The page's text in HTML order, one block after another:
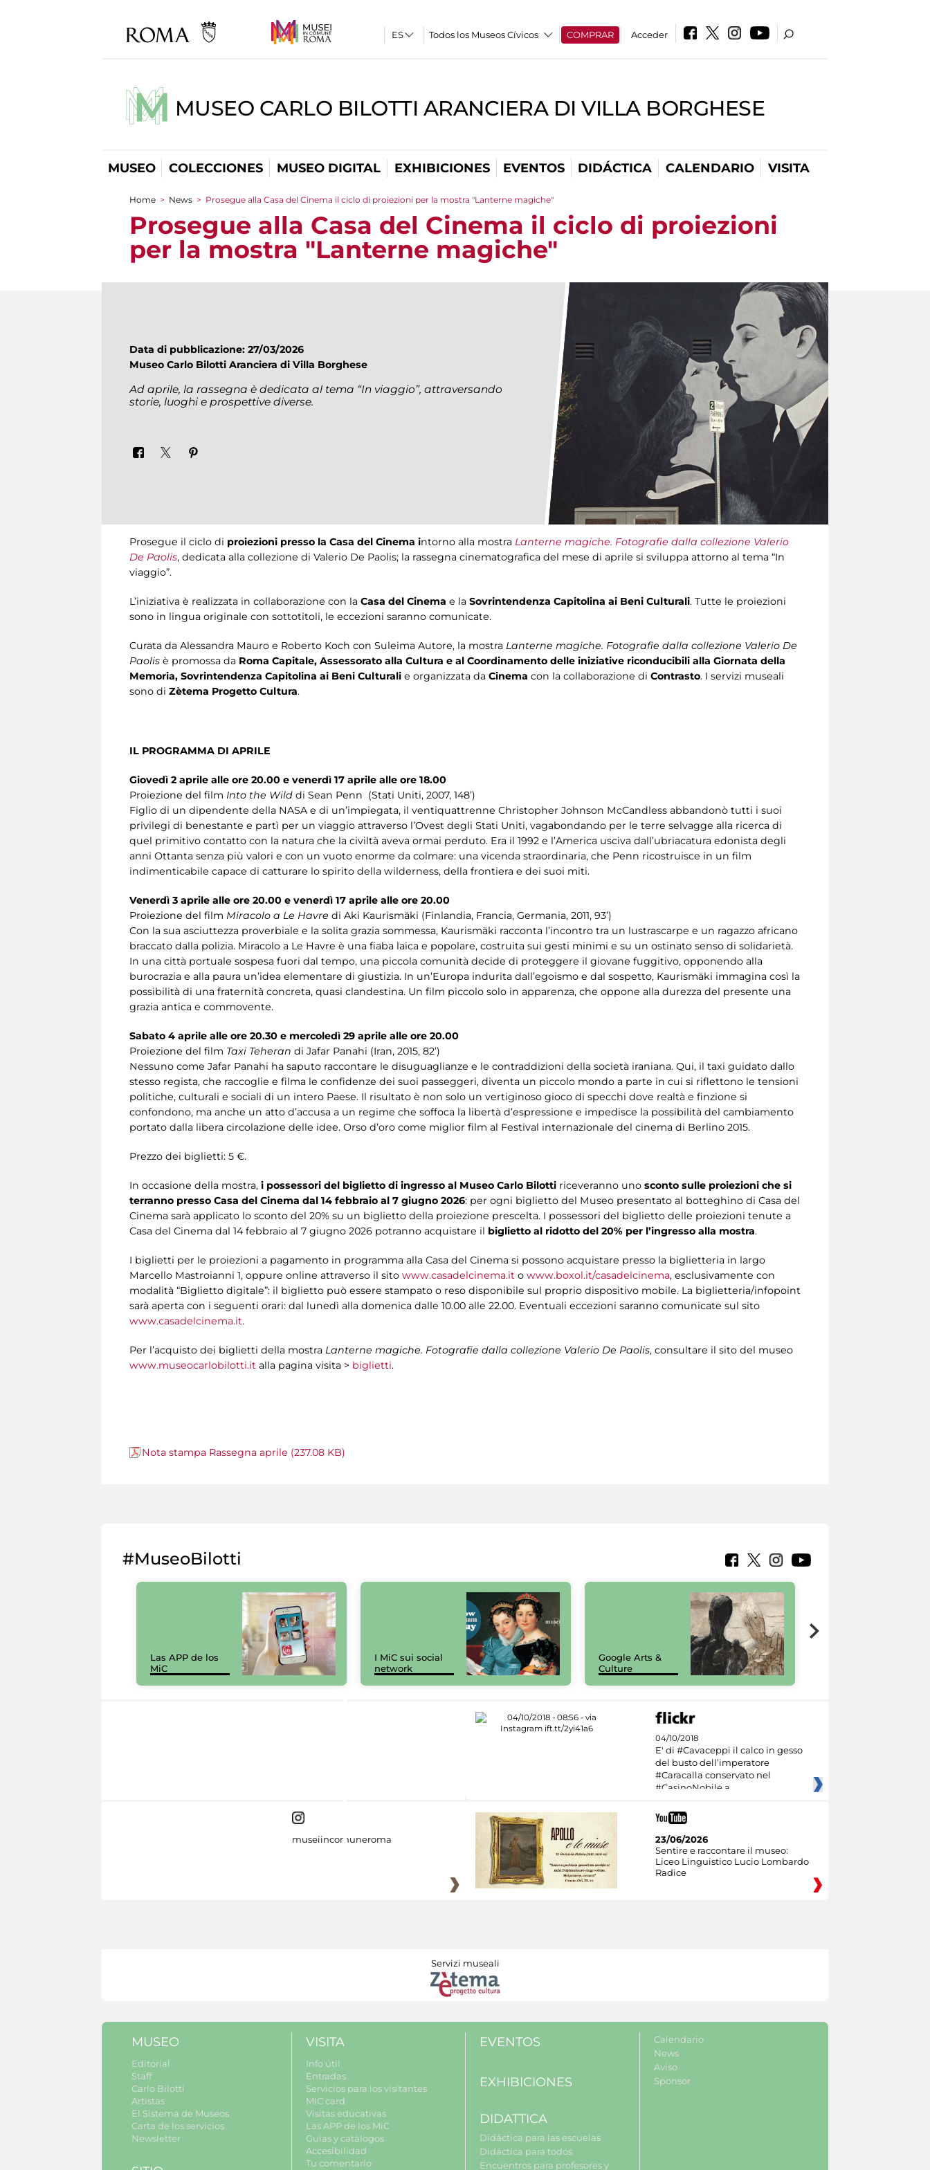
Todos los Museos Cívicos COMPRAR Acceder
MUSEO CARLO BILOTTI ARANCIERA DI VILLA BORGHESE
MUSEO COLECCIONES MUSEO DIGITAL EXHIBICIONES EVENTOS DIDÁCTICA CALENDARIO VISITA
You are here
Home > News > Prosegue alla Casa del Cinema il ciclo di proiezioni per la mostra "Lanterne magiche"
Prosegue alla Casa del Cinema il ciclo di proiezioni
per la mostra "Lanterne magiche"
Data di pubblicazione: 27/03/2026
Museo Carlo Bilotti Aranciera di Villa Borghese
Ad aprile, la rassegna è dedicata al tema “In viaggio”, attraversando
storie, luoghi e prospettive diverse.
Prosegue il ciclo di proiezioni presso la Casa del Cinema intorno alla mostra Lanterne magiche. Fotografie dalla collezione Valerio
De Paolis, dedicata alla collezione di Valerio De Paolis; la rassegna cinematografica del mese di aprile si sviluppa attorno al tema “In
viaggio”.
L’iniziativa è realizzata in collaborazione con la Casa del Cinema e la Sovrintendenza Capitolina ai Beni Culturali. Tutte le proiezioni
sono in lingua originale con sottotitoli, le eccezioni saranno comunicate.
Curata da Alessandra Mauro e Roberto Koch con Suleima Autore, la mostra Lanterne magiche. Fotografie dalla collezione Valerio De
Paolis è promossa da Roma Capitale, Assessorato alla Cultura e al Coordinamento delle iniziative riconducibili alla Giornata della
Memoria, Sovrintendenza Capitolina ai Beni Culturali e organizzata da Cinema con la collaborazione di Contrasto. I servizi museali
sono di Zètema Progetto Cultura.
IL PROGRAMMA DI APRILE
Giovedì 2 aprile alle ore 20.00 e venerdì 17 aprile alle ore 18.00
Proiezione del film Into the Wild di Sean Penn (Stati Uniti, 2007, 148’)
Figlio di un dipendente della NASA e di un’impiegata, il ventiquattrenne Christopher Johnson McCandless abbandonò tutti i suoi
privilegi di benestante e partì per un viaggio attraverso l’Ovest degli Stati Uniti, vagabondando per le terre selvagge alla ricerca di
quel primitivo contatto con la natura che la civiltà aveva ormai perduto. Era il 1992 e l’America usciva dall’ubriacatura edonista degli
anni Ottanta senza più valori e con un vuoto enorme da colmare: una vicenda straordinaria, che Penn ricostruisce in un film
indimenticabile capace di catturare lo spirito della wilderness, della frontiera e dei suoi miti.
Venerdì 3 aprile alle ore 20.00 e venerdì 17 aprile alle ore 20.00
Proiezione del film Miracolo a Le Havre di Aki Kaurismäki (Finlandia, Francia, Germania, 2011, 93’)
Con la sua asciuttezza proverbiale e la solita grazia sommessa, Kaurismäki racconta l’incontro tra un lustrascarpe e un ragazzo africano
braccato dalla polizia. Miracolo a Le Havre è una fiaba laica e popolare, costruita sui gesti minimi e su un ostinato senso di solidarietà.
In una città portuale sospesa fuori dal tempo, una piccola comunità decide di proteggere il giovane fuggitivo, opponendo alla
burocrazia e alla paura un’idea elementare di giustizia. In un’Europa indurita dall’egoismo e dal sospetto, Kaurismäki immagina così la
possibilità di una fraternità concreta, quasi clandestina. Un film piccolo solo in apparenza, che oppone alla durezza del presente una
grazia antica e commovente.
Sabato 4 aprile alle ore 20.30 e mercoledì 29 aprile alle ore 20.00
Proiezione del film Taxi Teheran di Jafar Panahi (Iran, 2015, 82’)
Nessuno come Jafar Panahi ha saputo raccontare le disuguaglianze e le contraddizioni della società iraniana. Qui, il taxi guidato dallo
stesso regista, che raccoglie e filma le confidenze dei suoi passeggeri, diventa un piccolo mondo a parte in cui si riflettono le tensioni
politiche, culturali e sociali di un intero Paese. Il risultato è non solo un vertiginoso gioco di specchi dove realtà e finzione si
confondono, ma anche un atto d’accusa a un regime che soffoca la libertà d’espressione e impedisce la possibilità del cambiamento
portato dalla libera circolazione delle idee. Orso d’oro come miglior film al Festival internazionale del cinema di Berlino 2015.
Prezzo dei biglietti: 5 €.
In occasione della mostra, i possessori del biglietto di ingresso al Museo Carlo Bilotti riceveranno uno sconto sulle proiezioni che si
terranno presso Casa del Cinema dal 14 febbraio al 7 giugno 2026: per ogni biglietto del Museo presentato al botteghino di Casa del
Cinema sarà applicato lo sconto del 20% su un biglietto della proiezione prescelta. I possessori del biglietto delle proiezioni tenute a
Casa del Cinema dal 14 febbraio al 7 giugno 2026 potranno acquistare il biglietto al ridotto del 20% per l’ingresso alla mostra.
I biglietti per le proiezioni a pagamento in programma alla Casa del Cinema si possono acquistare presso la biglietteria in largo
Marcello Mastroianni 1, oppure online attraverso il sito www.casadelcinema.it o www.boxol.it/casadelcinema, esclusivamente con
modalità “Biglietto digitale”: il biglietto può essere stampato o reso disponibile sul proprio dispositivo mobile. La biglietteria/infopoint
sarà aperta con i seguenti orari: dal lunedì alla domenica dalle 10.00 alle 22.00. Eventuali eccezioni saranno comunicate sul sito
www.casadelcinema.it.
Per l’acquisto dei biglietti della mostra Lanterne magiche. Fotografie dalla collezione Valerio De Paolis, consultare il sito del museo
www.museocarlobilotti.it alla pagina visita > biglietti.
Nota stampa Rassegna aprile (237.08 KB)
#MuseoBilotti
Las APP de los
MiC
I MiC sui social
network
Google Arts &
Culture
04/10/2018
E' di #Cavaceppi il calco in gesso
del busto dell’imperatore
#Caracalla conservato nel
#CasinoNobile a
museiincomuneroma
23/06/2026
Sentire e raccontare il museo:
Liceo Linguistico Lucio Lombardo
Radice
Servizi museali
MUSEO
Editorial
Staff
Carlo Bilotti
Artistas
El Sistema de Museos
Carta de los servicios
Newsletter
VISITA
Info útil
Entradas
Servicios para los visitantes
MIC card
Visitas educativas
Las APP de los MiC
Guìas y catàlogos
Accesibilidad
Tu comentario
EVENTOS
EXHIBICIONES
DIDATTICA
Didáctica para las escuelas
Didáctica para todos
Encuentros para profesores y
Calendario
News
Aviso
Sponsor